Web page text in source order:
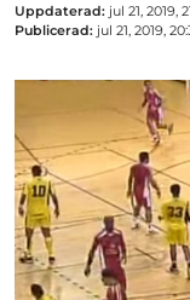
Uppdaterad: jul 21, 2019,
Publicerad: jul 21, 2019,